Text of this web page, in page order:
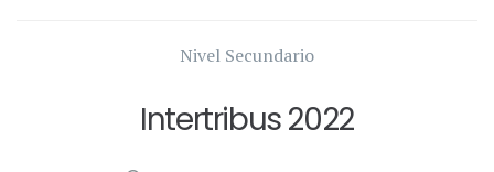
Nivel Secundario
Intertribus 2022